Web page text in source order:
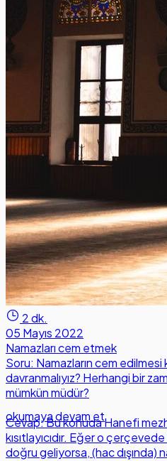
2 dk.
05 Mayıs 2022
Namazları cem etmek
Soru: Namazların cem edilmesi
davranmalıyız? Herhangi bir
mümkün müdür?
Cevap: Bu konuda Hanefi
kısıtlayıcıdır. Eğer o
doğru geliyorsa, (hac dışında)
okumaya devam et